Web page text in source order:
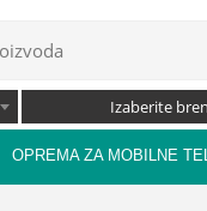
Izaberite
OPREMA ZA MOBILNE